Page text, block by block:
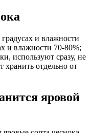
и влажности
и влажности 70-80%;
используют сразу, не
хранить отдельно от
яровой